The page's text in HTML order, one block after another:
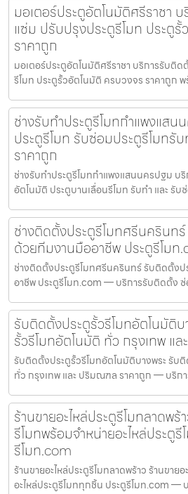
มอเตอร์ประตูอัตโนมัติศรีราชา
แซ่ม ปรับปรุงประตูรีโมท ประตู
ราคาถูก
มอเตอร์ประตูอัตโนมัติศรีราชา บริการรับติ
รีโมท ประตูรั้วอัตโนมัติ ครบวงจร ราคาถูก
ช่างรับทำประตูรีโมทกำแพงแส
ประตูรีโมท รับซ่อมประตูรีโมทรั
ราคาถูก
ช่างรับทำประตูรีโมทกำแพงแสนนครปฐม บ
อัตโนมัติ ประตูบานเลื่อนรีโมท รับทำ และ รับ
ช่างติดตั้งประตูรีโมทศรีนครินท
ด้วยทีมงานมืออาชีพ ประตูรีโมท
ช่างติดตั้งประตูรีโมทศรีนครินทร์ รับติดตั้ง
อาชีพ ประตูรีโมท.com — บริการรับติดตั้ง
รับติดตั้งประตูรั้วรีโมทอัตโนมัติ
รั้วรีโมทอัตโนมัติ ทั่ว กรุงเทพ แ
รับติดตั้งประตูรั้วรีโมทอัตโนมัติบางพระ รับ
ทั่ว กรุงเทพ และ ปริมณฑล ราคาถูก — บริก
ร้านขายอะไหล่ประตูรีโมทลาดพร้
รีโมทพร้อมจำหน่ายอะไหล่ประตู
รีโมท.com
ร้านขายอะไหล่ประตูรีโมทลาดพร้าว ร้านขาย
อะไหล่ประตูรีโมททุกชิ้น ประตูรีโมท.com —